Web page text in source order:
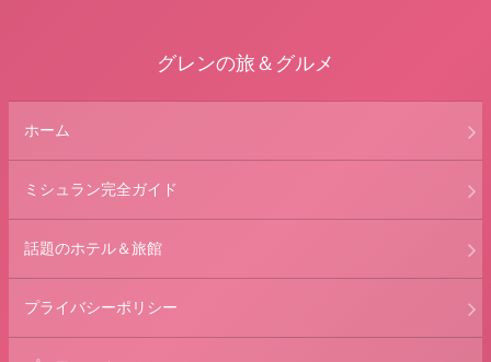
グレンの旅＆グルメ
ホーム
ミシュラン完全ガイド
話題のホテル＆旅館
プライバシーポリシー